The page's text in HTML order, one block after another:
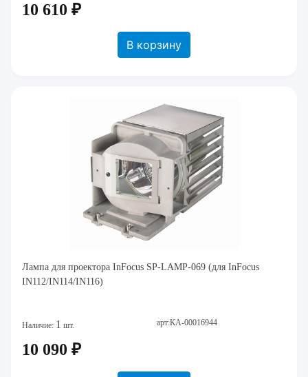
10 610 ₽
В корзину
Лампа для проектора InFocus SP-LAMP-069 (для InFocus
IN112/IN114/IN116)
Наличие: 1 шт. арт:КА-00016944
10 090 ₽